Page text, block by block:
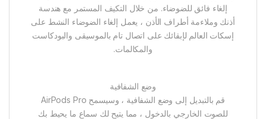
إلغاء فائق للضوضاء. من خلال التكيف المستمر مع هندسة
أذنك وملاءمة أطراف الأذن ، يعمل إلغاء الضوضاء النشط على
إسكات العالم لإبقائك على اتصال تام بالموسيقى والبودكاست
والمكالمات.
وضع الشفافية
قم بالتبديل إلى وضع الشفافية ، وسيسمح AirPods Pro
للصوت الخارجي بالدخول ، مما يتيح لك سماع ما يحيط بك